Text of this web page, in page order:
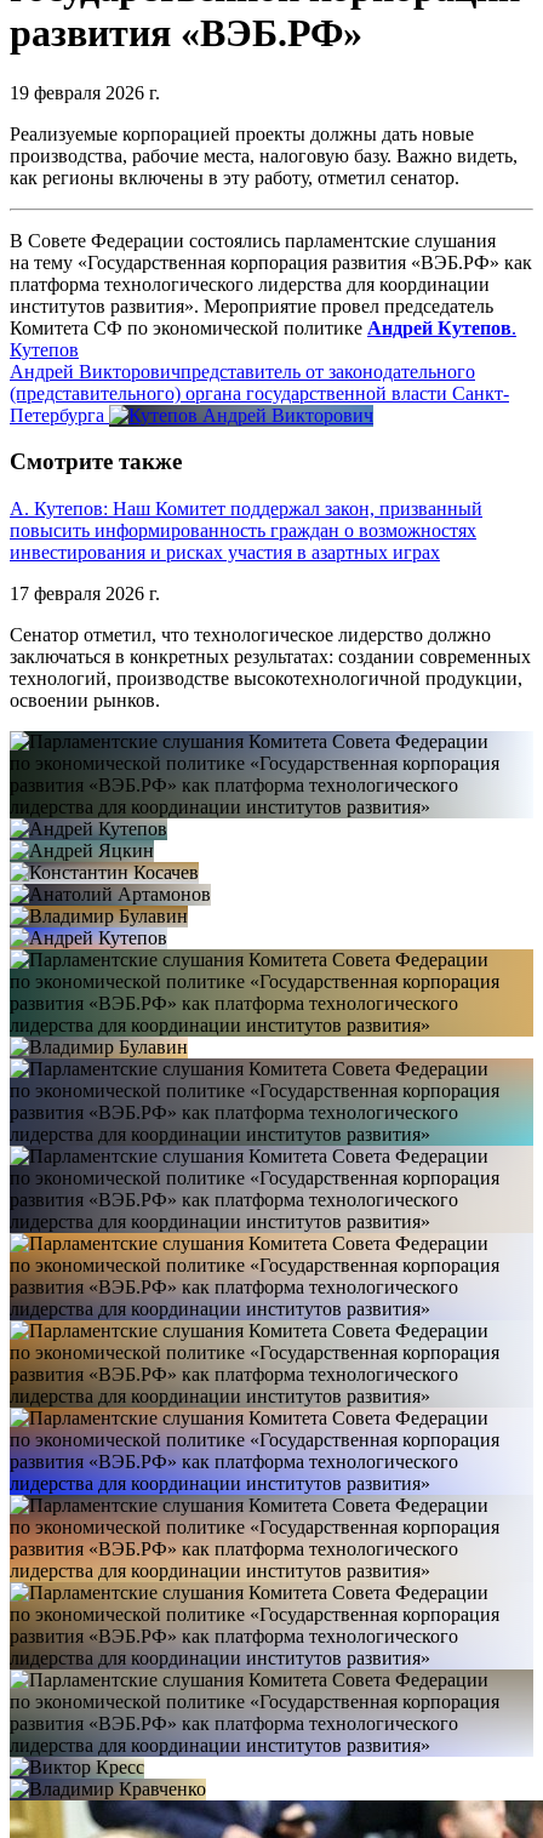
развития «ВЭБ.РФ»
19 февраля 2026 г.
Реализуемые корпорацией проекты должны дать новые
производства, рабочие места, налоговую базу. Важно видеть,
как регионы включены в эту работу, отметил сенатор.
В Совете Федерации состоялись парламентские слушания
на тему «Государственная корпорация развития «ВЭБ.РФ» как
платформа технологического лидерства для координации
институтов развития». Мероприятие провел председатель
Комитета СФ по экономической политике Андрей Кутепов.
Кутепов
Андрей Викторовичпредставитель от законодательного
(представительного) органа государственной власти Санкт-
Петербурга
Смотрите также
А. Кутепов: Наш Комитет поддержал закон, призванный
повысить информированность граждан о возможностях
инвестирования и рисках участия в азартных играх
17 февраля 2026 г.
Сенатор отметил, что технологическое лидерство должно
заключаться в конкретных результатах: создании современных
технологий, производстве высокотехнологичной продукции,
освоении рынков.